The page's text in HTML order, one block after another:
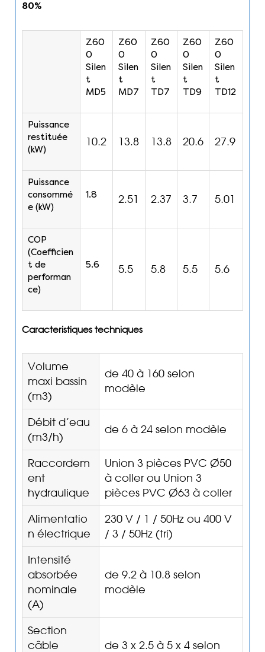
80%
Z60
0
Silen
t
MD5
Z60
0
Silen
t
MD7
Z60
0
Silen
t
TD7
Z60
0
Silen
t
TD9
Z60
0
Silen
t
TD12
Puissance
restituée
(kW)
10.2 13.8 13.8 20.6 27.9
Puissance
consommé
e (kW)
1.8 2.51 2.37 3.7 5.01
COP
(Coefficien
t de
performan
ce)
5.6 5.5 5.8 5.5 5.6
Caracteristiques techniques
Volume
maxi bassin
(m3)
de 40 à 160 selon
modèle
Débit d’eau
(m3/h)
de 6 à 24 selon modèle
Raccordem
ent
hydraulique
Union 3 pièces PVC Ø50
à coller ou Union 3
pièces PVC Ø63 à coller
Alimentatio
n électrique
230 V / 1 / 50Hz ou 400 V
/ 3 / 50Hz (tri)
Intensité
absorbée
nominale
(A)
de 9.2 à 10.8 selon
modèle
Section
câble
de 3 x 2.5 à 5 x 4 selon